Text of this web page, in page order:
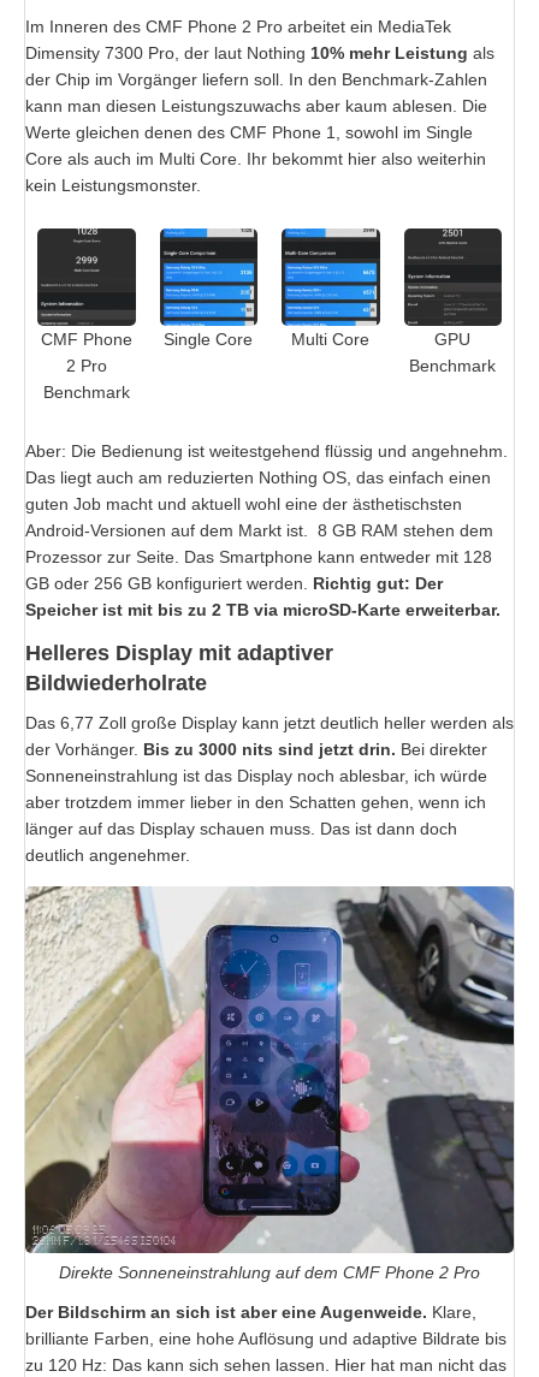
Im Inneren des CMF Phone 2 Pro arbeitet ein MediaTek
Dimensity 7300 Pro, der laut Nothing 10% mehr Leistung als
der Chip im Vorgänger liefern soll. In den Benchmark-Zahlen
kann man diesen Leistungszuwachs aber kaum ablesen. Die
Werte gleichen denen des CMF Phone 1, sowohl im Single
Core als auch im Multi Core. Ihr bekommt hier also weiterhin
kein Leistungsmonster.
CMF Phone
2 Pro
Benchmark
Single Core Multi Core
GPU
Benchmark
Aber: Die Bedienung ist weitestgehend flüssig und angehnehm.
Das liegt auch am reduzierten Nothing OS, das einfach einen
guten Job macht und aktuell wohl eine der ästhetischsten
Android-Versionen auf dem Markt ist. 8 GB RAM stehen dem
Prozessor zur Seite. Das Smartphone kann entweder mit 128
GB oder 256 GB konfiguriert werden. Richtig gut: Der
Speicher ist mit bis zu 2 TB via microSD-Karte erweiterbar.
Helleres Display mit adaptiver
Bildwiederholrate
Das 6,77 Zoll große Display kann jetzt deutlich heller werden als
der Vorhänger. Bis zu 3000 nits sind jetzt drin. Bei direkter
Sonneneinstrahlung ist das Display noch ablesbar, ich würde
aber trotzdem immer lieber in den Schatten gehen, wenn ich
länger auf das Display schauen muss. Das ist dann doch
deutlich angenehmer.
Direkte Sonneneinstrahlung auf dem CMF Phone 2 Pro
Der Bildschirm an sich ist aber eine Augenweide. Klare,
brilliante Farben, eine hohe Auflösung und adaptive Bildrate bis
zu 120 Hz: Das kann sich sehen lassen. Hier hat man nicht das